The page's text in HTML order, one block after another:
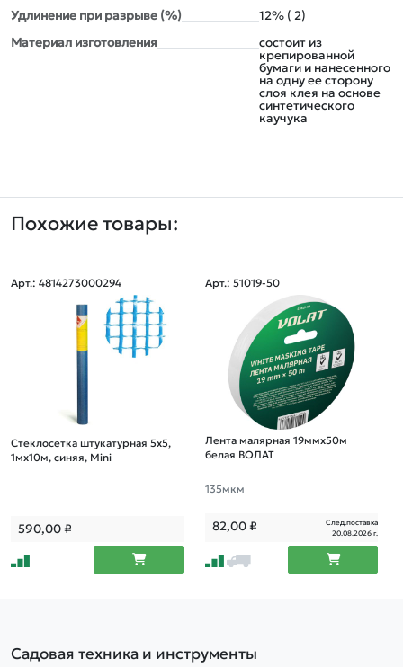
Удлинение при разрыве (%)
12% ( 2)
Материал изготовления
состоит из
крепированной
бумаги и нанесенного
на одну ее сторону
слоя клея на основе
синтетического
каучука
Похожие товары:
Арт.: 4814273000294
Стеклосетка штукатурная 5х5,
1мх10м, синяя, Mini
590,00₽
Арт.: 51019-50
Лента малярная 19ммх50м
белая ВОЛАТ
135мкм
82,00₽
След.поставка
20.08.2026 г.
Садовая техника и инструменты